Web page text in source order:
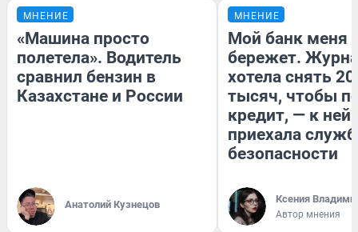
МНЕНИЕ
«Машина просто
полетела». Водитель
сравнил бензин в
Казахстане и России
Анатолий Кузнецов
МНЕНИЕ
Мой банк меня
бережет.
хотела снять
тысяч, чтобы
кредит, — к
приехала
безопасности
Ксения
Автор мнения